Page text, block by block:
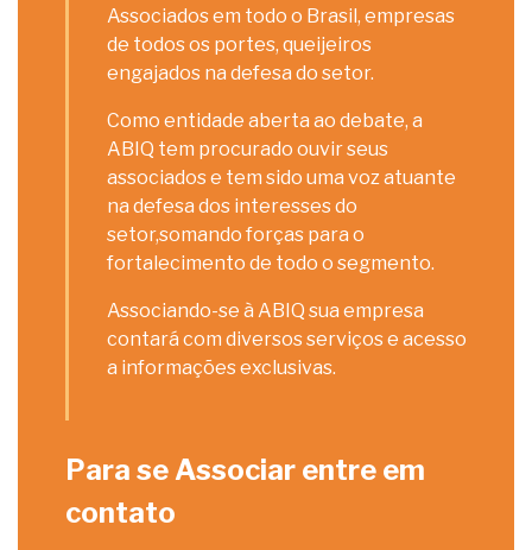
Associados em todo o Brasil, empresas
de todos os portes, queijeiros
engajados na defesa do setor.
Como entidade aberta ao debate, a
ABIQ tem procurado ouvir seus
associados e tem sido uma voz atuante
na defesa dos interesses do
setor,somando forças para o
fortalecimento de todo o segmento.
Associando-se à ABIQ sua empresa
contará com diversos serviços e acesso
a informações exclusivas.
Para se Associar entre em
contato